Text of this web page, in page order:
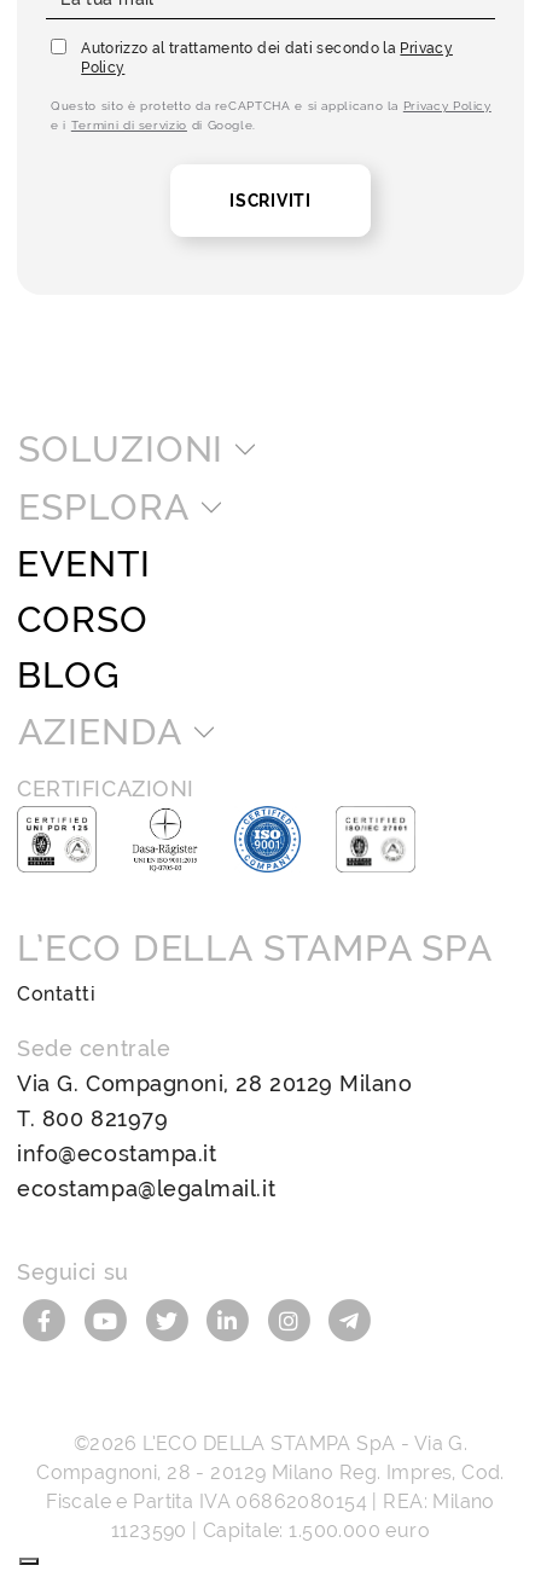
Autorizzo al trattamento dei dati secondo la Privacy
Policy
Questo sito è protetto da reCAPTCHA e si applicano la Privacy Policy
e i Termini di servizio di Google.
ISCRIVITI
SOLUZIONI
ESPLORA
EVENTI
CORSO
BLOG
AZIENDA
CERTIFICAZIONI
L’ECO DELLA STAMPA SPA
Contatti
Sede centrale
Via G. Compagnoni, 28 20129 Milano
T. 800 821979
info@ecostampa.it
ecostampa@legalmail.it
Seguici su
©2026 L’ECO DELLA STAMPA SpA - Via G.
Compagnoni, 28 - 20129 Milano Reg. Impres, Cod.
Fiscale e Partita IVA 06862080154 | REA: Milano
1123590 | Capitale: 1.500.000 euro